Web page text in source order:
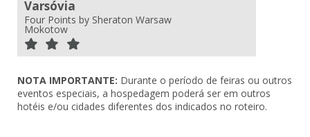
Varsóvia
Four Points by Sheraton Warsaw
Mokotow
NOTA IMPORTANTE: Durante o período de feiras ou outros
eventos especiais, a hospedagem poderá ser em outros
hotéis e/ou cidades diferentes dos indicados no roteiro.